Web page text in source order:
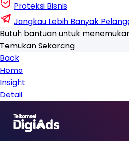
Proteksi Bisnis
Jangkau Lebih Banyak
Butuh bantuan untuk
Temukan Sekarang
Back
Home
Insight
Detail